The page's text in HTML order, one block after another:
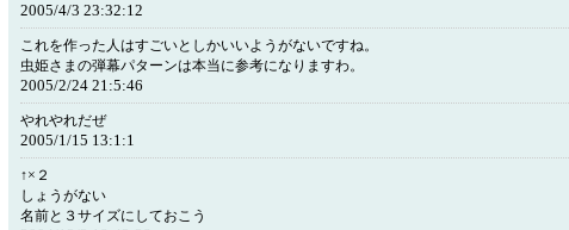
2005/4/3 23:32:12
これを作った人はすごいとしかいいようがないですね。
虫姫さまの弾幕パターンは本当に参考になりますわ。
2005/2/24 21:5:46
やれやれだぜ
2005/1/15 13:1:1
↑×２
しょうがない
名前と３サイズにしておこう